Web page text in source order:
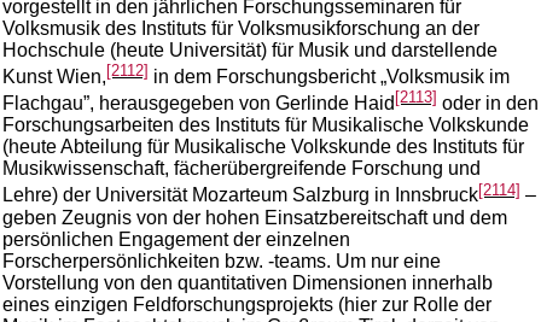
vorgestellt in den jährlichen Forschungsseminaren für
Volksmusik des Instituts für Volksmusikforschung an der
Hochschule (heute Universität) für Musik und darstellende
Kunst Wien,[2112] in dem Forschungsbericht „Volksmusik im
Flachgau”, herausgegeben von Gerlinde Haid [2113] oder in den
Forschungsarbeiten des Instituts für Musikalische Volkskunde
(heute Abteilung für Musikalische Volkskunde des Instituts für
Musikwissenschaft, fächerübergreifende Forschung und
Lehre) der Universität Mozarteum Salzburg in Innsbruck[2114] –
geben Zeugnis von der hohen Einsatzbereitschaft und dem
persönlichen Engagement der einzelnen
Forscherpersönlichkeiten bzw. -teams. Um nur eine
Vorstellung von den quantitativen Dimensionen innerhalb
eines einzigen Feldforschungsprojekts (hier zur Rolle der